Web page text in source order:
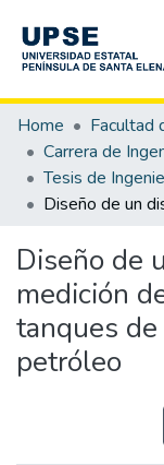
Communities &
All of DSpace
Statistics
Home
Diseño de
medición
tanques
petróleo